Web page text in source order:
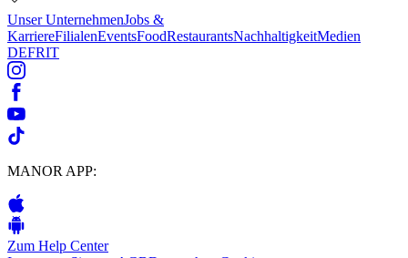
Unser UnternehmenJobs &
KarriereFilialenEventsFoodRestaurantsNachhaltigkeitMedien
DEFRIT
MANOR APP:
Zum Help Center